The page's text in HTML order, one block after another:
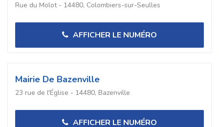
Rue du Molot - 14480, Colombiers-sur-Seulles
AFFICHER LE NUMÉRO
Mairie De Bazenville
23 rue de l'Église - 14480, Bazenville
AFFICHER LE NUMÉRO